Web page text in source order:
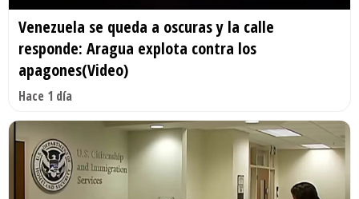
Venezuela se queda a oscuras y la calle
responde: Aragua explota contra los
apagones(Video)
Hace 1 día